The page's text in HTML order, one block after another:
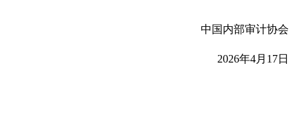
中国内部审计协会
2026年4月17日